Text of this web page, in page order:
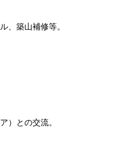
、築山補修等。
）との交流。